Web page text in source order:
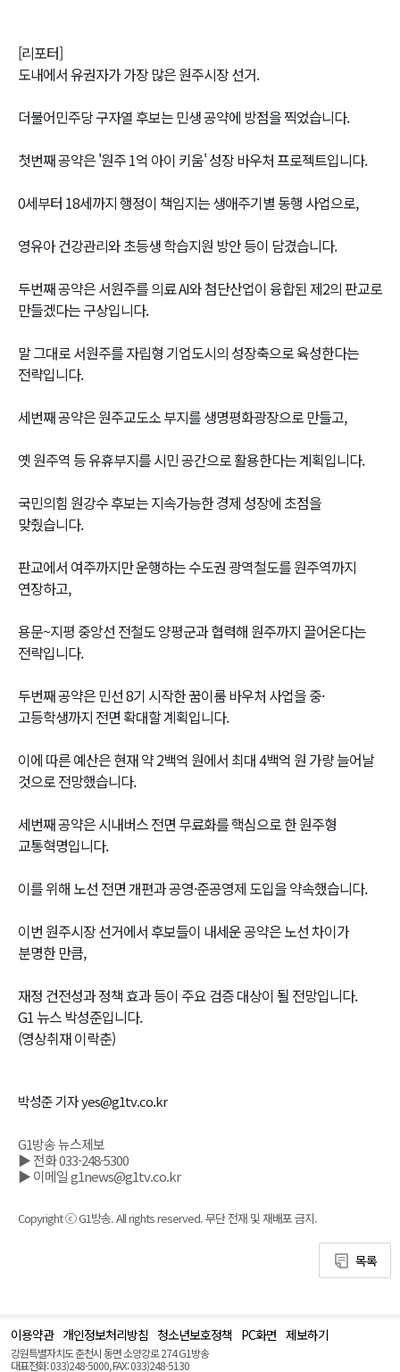
[리포터]
도내에서 유권자가 가장 많은 원주시장 선거.
더불어민주당 구자열 후보는 민생 공약에 방점을 찍었습니다.
첫번째 공약은 '원주 1억 아이 키움' 성장 바우처 프로젝트입니다.
0세부터 18세까지 행정이 책임지는 생애주기별 동행 사업으로,
영유아 건강관리와 초등생 학습지원 방안 등이 담겼습니다.
두번째 공약은 서원주를 의료 AI와 첨단산업이 융합된 제2의 판교로
만들겠다는 구상입니다.
말 그대로 서원주를 자립형 기업도시의 성장축으로 육성한다는
전략입니다.
세번째 공약은 원주교도소 부지를 생명평화광장으로 만들고,
옛 원주역 등 유휴부지를 시민 공간으로 활용한다는 계획입니다.
국민의힘 원강수 후보는 지속가능한 경제 성장에 초점을
맞췄습니다.
판교에서 여주까지만 운행하는 수도권 광역철도를 원주역까지
연장하고,
용문~지평 중앙선 전철도 양평군과 협력해 원주까지 끌어온다는
전략입니다.
두번째 공약은 민선 8기 시작한 꿈이룸 바우처 사업을 중·
고등학생까지 전면 확대할 계획입니다.
이에 따른 예산은 현재 약 2백억 원에서 최대 4백억 원 가량 늘어날
것으로 전망했습니다.
세번째 공약은 시내버스 전면 무료화를 핵심으로 한 원주형
교통혁명입니다.
이를 위해 노선 전면 개편과 공영·준공영제 도입을 약속했습니다.
이번 원주시장 선거에서 후보들이 내세운 공약은 노선 차이가
분명한 만큼,
재정 건전성과 정책 효과 등이 주요 검증 대상이 될 전망입니다.
G1 뉴스 박성준입니다.
(영상취재 이락춘)
박성준 기자 yes@g1tv.co.kr
G1방송 뉴스제보
▶ 전화 033-248-5300
▶ 이메일 g1news@g1tv.co.kr
Copyright ⓒ G1방송. All rights reserved. 무단 전재 및 재배포 금지.
목록
이용약관 개인정보처리방침 청소년보호정책 PC화면 제보하기
강원특별자치도 춘천시 동면 소양강로 274 G1방송
대표전화: 033)248-5000, FAX: 033)248-5130